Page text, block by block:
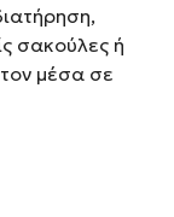
σακούλες ή
μέσα σε